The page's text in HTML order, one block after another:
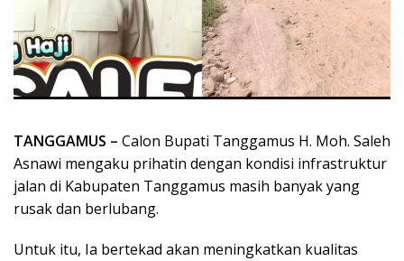
TANGGAMUS – Calon Bupati Tanggamus H. Moh. Saleh
Asnawi mengaku prihatin dengan kondisi infrastruktur
jalan di Kabupaten Tanggamus masih banyak yang
rusak dan berlubang.
Untuk itu, Ia bertekad akan meningkatkan kualitas